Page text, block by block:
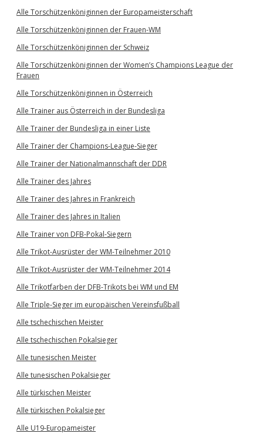
Alle Torschützenköniginnen der Europameisterschaft
Alle Torschützenköniginnen der Frauen-WM
Alle Torschützenköniginnen der Schweiz
Alle Torschützenköniginnen der Women’s Champions League der
Frauen
Alle Torschützenköniginnen in Österreich
Alle Trainer aus Österreich in der Bundesliga
Alle Trainer der Bundesliga in einer Liste
Alle Trainer der Champions-League-Sieger
Alle Trainer der Nationalmannschaft der DDR
Alle Trainer des Jahres
Alle Trainer des Jahres in Frankreich
Alle Trainer des Jahres in Italien
Alle Trainer von DFB-Pokal-Siegern
Alle Trikot-Ausrüster der WM-Teilnehmer 2010
Alle Trikot-Ausrüster der WM-Teilnehmer 2014
Alle Trikotfarben der DFB-Trikots bei WM und EM
Alle Triple-Sieger im europäischen Vereinsfußball
Alle tschechischen Meister
Alle tschechischen Pokalsieger
Alle tunesischen Meister
Alle tunesischen Pokalsieger
Alle türkischen Meister
Alle türkischen Pokalsieger
Alle U19-Europameister